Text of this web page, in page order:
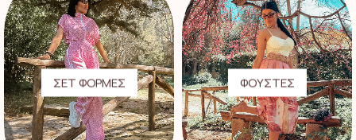
ΣΕΤ ΦΟΡΜΕΣ ΦΟΥΣΤΕΣ